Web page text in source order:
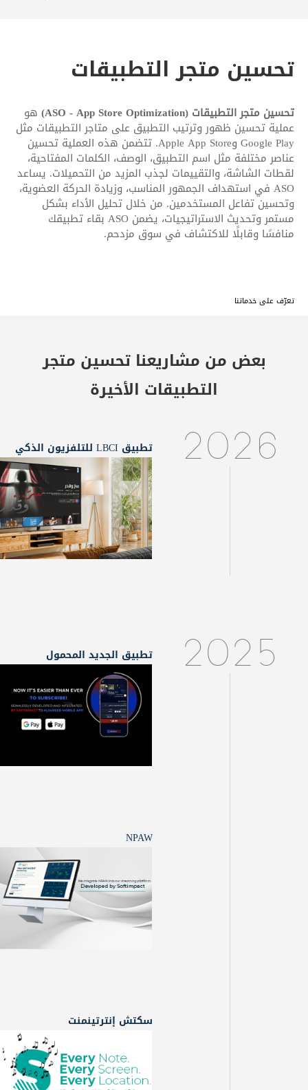
تحسين متجر التطبيقات
تحسين متجر التطبيقات (ASO - App Store Optimization) هو
عملية تحسين ظهور وترتيب التطبيق على متاجر التطبيقات مثل
Google Play وApple App Store. تتضمن هذه العملية تحسين
عناصر مختلفة مثل اسم التطبيق، الوصف، الكلمات المفتاحية،
لقطات الشاشة، والتقييمات لجذب المزيد من التحميلات. يساعد
ASO في استهداف الجمهور المناسب، وزيادة الحركة العضوية،
وتحسين تفاعل المستخدمين. من خلال تحليل الأداء بشكل
مستمر وتحديث الاستراتيجيات، يضمن ASO بقاء تطبيقك
منافسًا وقابلًا للاكتشاف في سوق مزدحم.
تعرّف على خدماتنا
بعض من مشاريعناتحسين متجر
التطبيقات الأخيرة
2026 تطبيق LBCI للتلفزيون الذكي
2025 تطبيق الجديد المحمول
NPAW
سكتش إنترتينمنت